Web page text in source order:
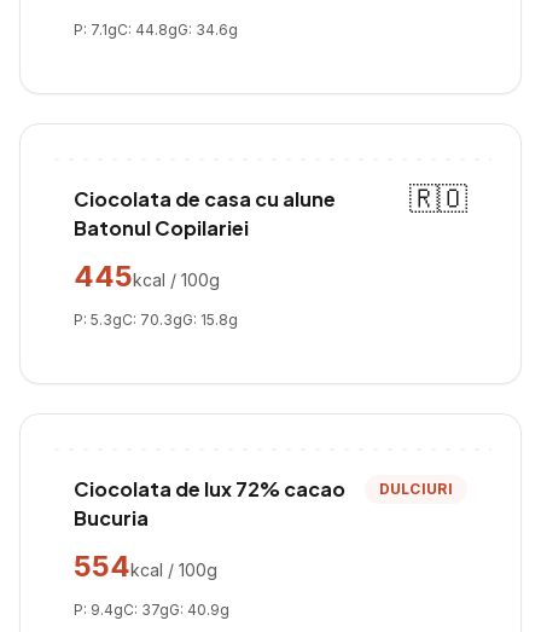
P: 7.1gC: 44.8gG: 34.6g
Ciocolata de casa cu alune
Batonul Copilariei
🇷🇴
445kcal / 100g
P: 5.3gC: 70.3gG: 15.8g
Ciocolata de lux 72% cacao
Bucuria
DULCIURI
554kcal / 100g
P: 9.4gC: 37gG: 40.9g